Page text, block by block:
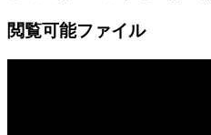
閲覧可能ファイル